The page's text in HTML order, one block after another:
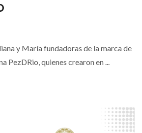
y María fundadoras de la marca de
PezDRio, quienes crearon en ...